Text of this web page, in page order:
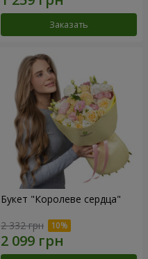
Заказать
Букет "Королеве сердца"
2 332 грн